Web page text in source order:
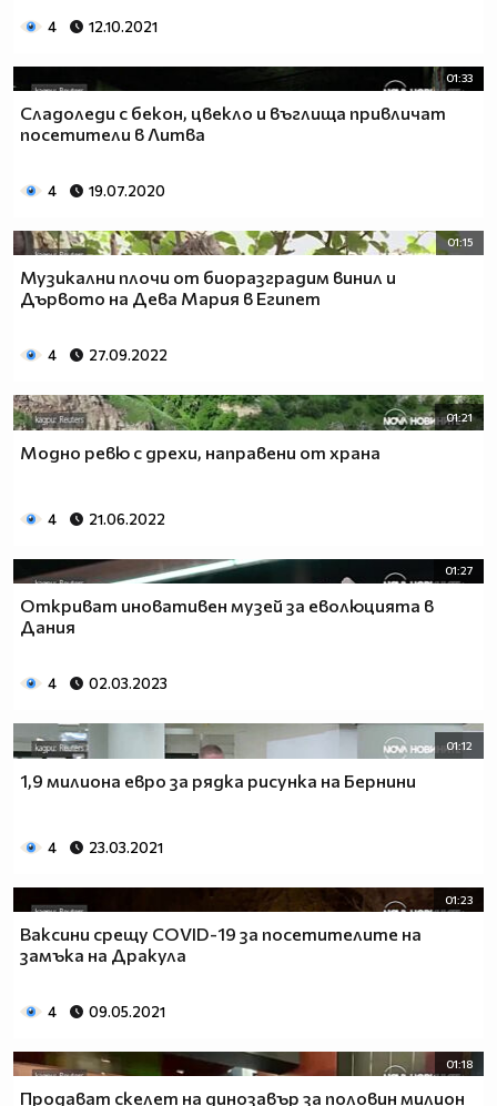
4 12.10.2021
01:33
Сладоледи с бекон, цвекло и въглища привличат
посетители в Литва
4 19.07.2020
01:15
Музикални плочи от биоразградим винил и
Дървото на Дева Мария в Египет
4 27.09.2022
01:21
Модно ревю с дрехи, направени от храна
4 21.06.2022
01:27
Откриват иновативен музей за еволюцията в
Дания
4 02.03.2023
01:12
1,9 милиона евро за рядка рисунка на Бернини
4 23.03.2021
01:23
Ваксини срещу COVID-19 за посетителите на
замъка на Дракула
4 09.05.2021
01:18
Продават скелет на динозавър за половин милион